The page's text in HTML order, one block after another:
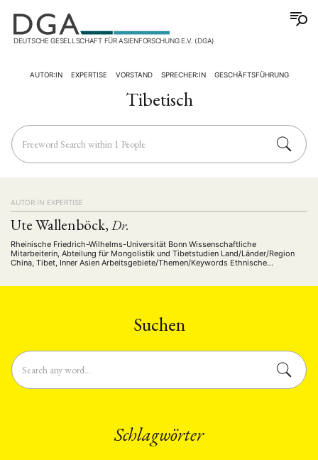
DEUTSCHE GESELLSCHAFT FÜR ASIENFORSCHUNG E.V. (DGA)
AUTOR:IN EXPERTISE VORSTAND SPRECHER:IN GESCHÄFTSFÜHRUNG
Tibetisch
AUTOR:IN EXPERTISE
Ute Wallenböck, Dr.
Rheinische Friedrich-Wilhelms-Universität Bonn Wissenschaftliche
Mitarbeiterin, Abteilung für Mongolistik und Tibetstudien Land/Länder/Region
China, Tibet, Inner Asien Arbeitsgebiete/Themen/Keywords Ethnische
Suchen
Schlagwörter